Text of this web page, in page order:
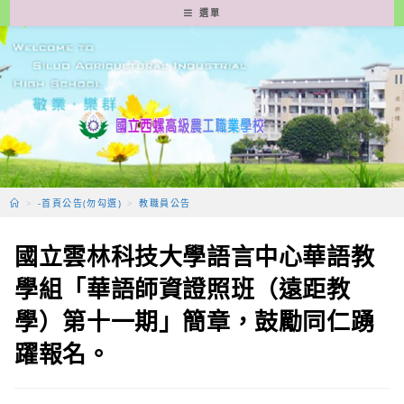
轉
至
要
容
選單
> -首頁公告(勿勾選) > 教職員公告
國立雲林科技大學語言中心華語教
學組「華語師資證照班（遠距教
學）第十一期」簡章，鼓勵同仁踴
躍報名。